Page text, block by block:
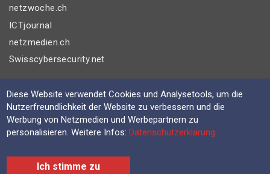
netzwoche.ch
ICTjournal
netzmedien.ch
Swisscybersecurity.net
Impressum
AGB
Nutzungsbestimmungen
Diese Website verwendet Cookies und Analysetools, um die
Nutzerfreundlichkeit der Website zu verbessern und die
Werbung von Netzmedien und Werbepartnern zu
personalisieren. Weitere Infos:Datenschutzerklärung
Ich stimme zu